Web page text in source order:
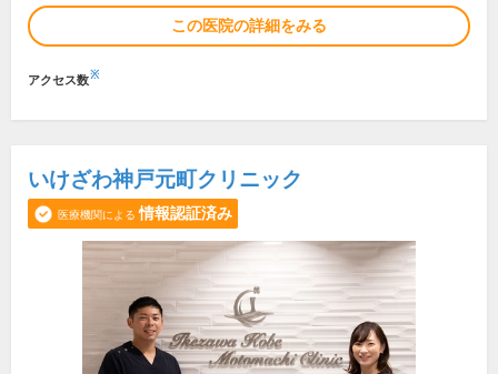
この医院の詳細をみる
アクセス数※
いけざわ神戸元町クリニック
医療機関による 情報認証済み